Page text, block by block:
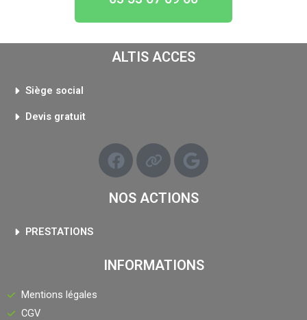
ALTIS ACCES
Siège social​
Devis gratuit
NOS ACTIONS
PRESTATIONS
INFORMATIONS
Mentions légales
CGV